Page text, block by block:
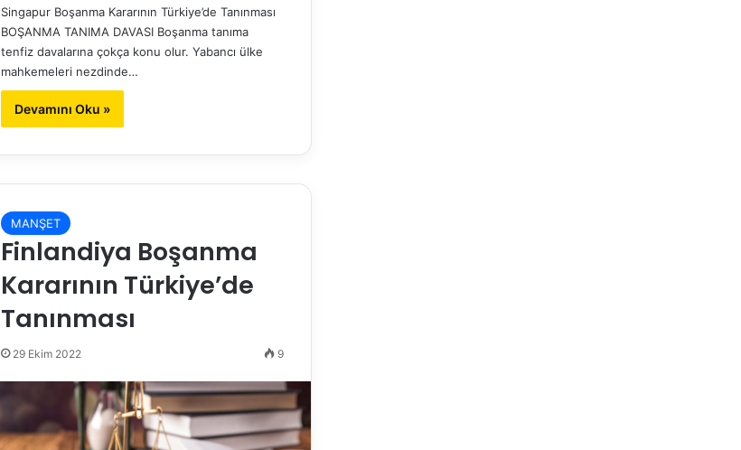
Singapur Boşanma Kararının Türkiye’de Tanınması
BOŞANMA TANIMA DAVASI Boşanma tanıma
tenfiz davalarına çokça konu olur. Yabancı ülke
mahkemeleri nezdinde…
Devamını Oku »
MANŞET
Finlandiya Boşanma
Kararının Türkiye’de
Tanınması
29 Ekim 2022 9